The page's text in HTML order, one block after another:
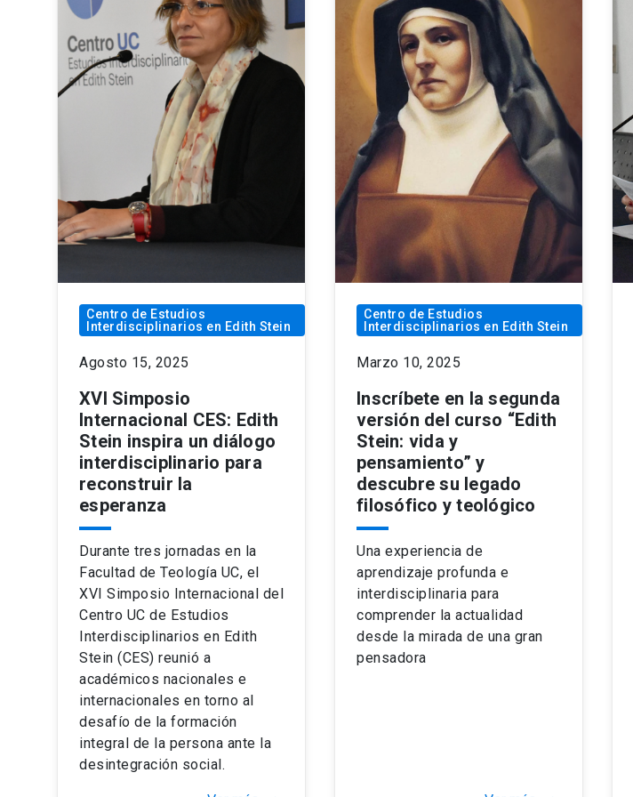
Centro de Estudios
Interdisciplinarios en Edith Stein
Agosto 15, 2025
XVI Simposio
Internacional CES: Edith
Stein inspira un diálogo
interdisciplinario para
reconstruir la
esperanza
Durante tres jornadas en la
Facultad de Teología UC, el
XVI Simposio Internacional del
Centro UC de Estudios
Interdisciplinarios en Edith
Stein (CES) reunió a
académicos nacionales e
internacionales en torno al
desafío de la formación
integral de la persona ante la
desintegración social.
Centro de Estudios
Interdisciplinarios en Edith Stein
Marzo 10, 2025
Inscríbete en la segunda
versión del curso “Edith
Stein: vida y
pensamiento” y
descubre su legado
filosófico y teológico
Una experiencia de
aprendizaje profunda e
interdisciplinaria para
comprender la actualidad
desde la mirada de una gran
pensadora